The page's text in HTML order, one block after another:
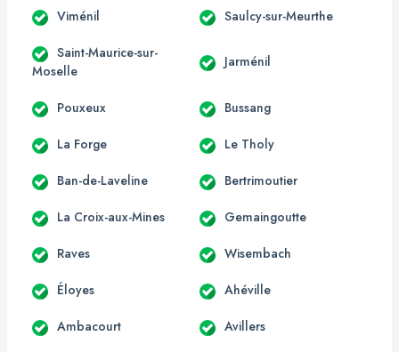
Viménil Saulcy-sur-Meurthe
Saint-Maurice-sur-
Moselle
Jarménil
Pouxeux Bussang
La Forge Le Tholy
Ban-de-Laveline Bertrimoutier
La Croix-aux-Mines Gemaingoutte
Raves Wisembach
Éloyes Ahéville
Ambacourt Avillers